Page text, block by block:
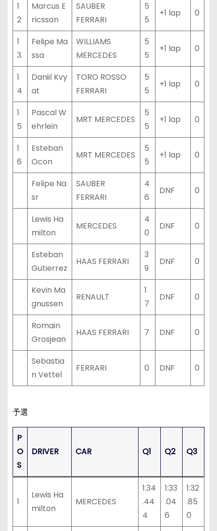
1
2
Marcus E
ricsson
SAUBER
FERRARI
5
5
+1 lap 0
1
3
Felipe Ma
ssa
WILLIAMS
MERCEDES
5
5
+1 lap 0
1
4
Daniil Kvy
at
TORO ROSSO
FERRARI
5
5
+1 lap 0
1
5
Pascal W
ehrlein
MRT MERCEDES
5
5
+1 lap 0
1
6
Esteban
Ocon
MRT MERCEDES
5
5
+1 lap 0
Felipe Na
sr
SAUBER
FERRARI
4
6
DNF 0
Lewis Ha
milton
MERCEDES
4
0
DNF 0
Esteban
Gutierrez
HAAS FERRARI
3
9
DNF 0
Kevin Ma
gnussen
RENAULT
1
7
DNF 0
Romain
Grosjean
HAAS FERRARI 7 DNF 0
Sebastia
n Vettel
FERRARI 0 DNF 0
予選
P
O
S
DRIVER CAR Q1 Q2 Q3
1
Lewis Ha
milton
MERCEDES
1:34
.44
4
1:33
.04
6
1:32
.85
0